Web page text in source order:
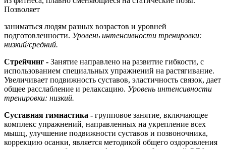
Позволяет
заниматься людям разных возрастов и уровней
подготовленности. Уровень интенсивности тренировки:
низкий/средний.
Стрейчинг - Занятие направлено на развитие гибкости, с
использованием специальных упражнений на растягивание.
Увеличивает подвижность суставов, эластичность связок, дает
общее расслабление и релаксацию. Уровень интенсивности
тренировки: низкий.
Суставная гимнастика - групповое занятие, включающее
комплекс упражнений, направленных на укрепление всех
мышц, улучшение подвижности суставов и позвоночника,
коррекцию осанки, является методикой общего оздоровления